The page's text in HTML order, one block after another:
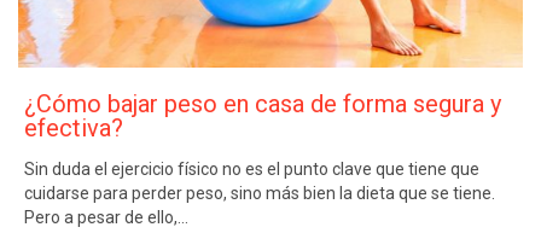
¿Cómo bajar peso en casa de forma segura y
efectiva?
Sin duda el ejercicio físico no es el punto clave que tiene que
cuidarse para perder peso, sino más bien la dieta que se tiene.
Pero a pesar de ello,…